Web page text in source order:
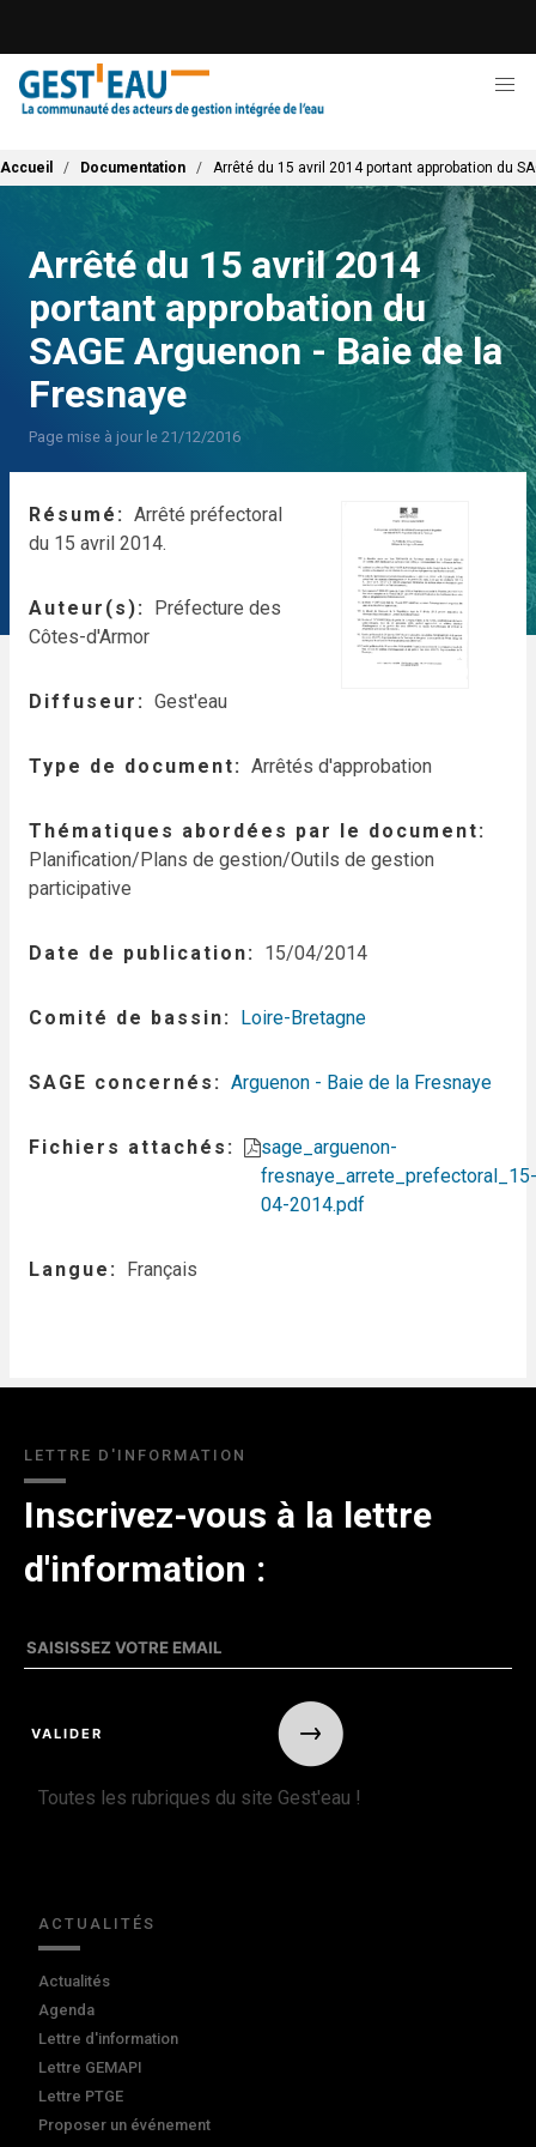
contenu
principal
Fil d'Ariane
Accueil Documentation Arrêté du 15 avril 2014 portant approbation du
Arrêté du 15 avril 2014
portant approbation du
SAGE Arguenon - Baie de la
Fresnaye
Page mise à jour le 21/12/2016
Résumé
Arrêté préfectoral
du 15 avril 2014.
Auteur(s)
Préfecture des
Côtes-d'Armor
Diffuseur Gest'eau
Type de document Arrêtés d'approbation
Thématiques abordées par le document
Planification/Plans de gestion/Outils de gestion
participative
Date de publication 15/04/2014
Comité de bassin Loire-Bretagne
SAGE concernés Arguenon - Baie de la Fresnaye
Fichiers attachés
sage_arguenon-
fresnaye_arrete_prefectoral_15-
04-2014.pdf
Langue Français
LETTRE D'INFORMATION
Inscrivez-vous à la lettre
d'information :
Toutes les rubriques du site Gest'eau !
ACTUALITÉS
Actualités
Agenda
Lettre d'information
Lettre GEMAPI
Lettre PTGE
Proposer un événement